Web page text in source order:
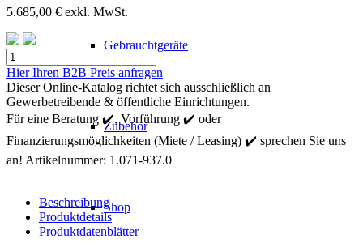
Gebrauchtgeräte
Zubehör
Shop
5.685,00 € exkl. MwSt.
Kärcher
Beheizter
Hochdruckreiniger
HDS
13/20-
4
S
Menge
Hier Ihren B2B Preis anfragen
Dieser Online-Katalog richtet sich ausschließlich an
Gewerbetreibende & öffentliche Einrichtungen.
Für eine Beratung ✔️, Vorführung ✔️ oder
Finanzierungsmöglichkeiten (Miete / Leasing) ✔️ sprechen Sie uns
an! Artikelnummer: 1.071-937.0
Beschreibung
Produktdetails
Produktdatenblätter